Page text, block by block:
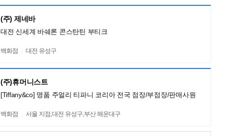
(주) 제네바
대전 신세계 바쉐론 콘스탄틴 부티크
백화점 대전 유성구
(주)휴머니스트
[Tiffany&co] 명품 주얼리 티파니 코리아 전국 점장/부점장/판매사원
백화점 서울 지점,대전 유성구,부산 해운대구